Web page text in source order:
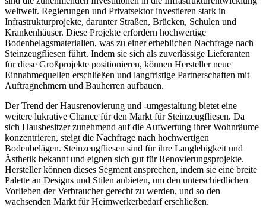
weltweit. Regierungen und Privatsektor investieren stark in
Infrastrukturprojekte, darunter Straßen, Brücken, Schulen und
Krankenhäuser. Diese Projekte erfordern hochwertige
Bodenbelagsmaterialien, was zu einer erheblichen Nachfrage nach
Steinzeugfliesen führt. Indem sie sich als zuverlässige Lieferanten
für diese Großprojekte positionieren, können Hersteller neue
Einnahmequellen erschließen und langfristige Partnerschaften mit
Auftragnehmern und Bauherren aufbauen.
Der Trend der Hausrenovierung und -umgestaltung bietet eine
weitere lukrative Chance für den Markt für Steinzeugfliesen. Da
sich Hausbesitzer zunehmend auf die Aufwertung ihrer Wohnräume
konzentrieren, steigt die Nachfrage nach hochwertigen
Bodenbelägen. Steinzeugfliesen sind für ihre Langlebigkeit und
Ästhetik bekannt und eignen sich gut für Renovierungsprojekte.
Hersteller können dieses Segment ansprechen, indem sie eine breite
Palette an Designs und Stilen anbieten, um den unterschiedlichen
Vorlieben der Verbraucher gerecht zu werden, und so den
wachsenden Markt für Heimwerkerbedarf erschließen.